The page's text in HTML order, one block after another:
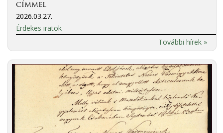
címmel
2026.03.27.
Érdekes iratok
További hírek »